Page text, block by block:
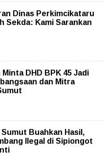
Dinas Perkimcikataru
Sekda: Kami Sarankan
DHD BPK 45 Jadi
dan Mitra
Buahkan Hasil,
Ilegal di Sipiongot